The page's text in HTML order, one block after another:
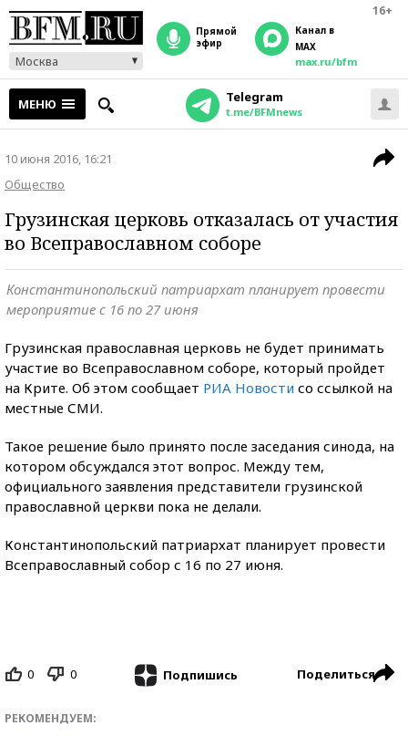
16+
Москва
прямой
эфир
Канал в
MAX
max.ru/bfm
МЕНЮ Telegram
t.me/BFMnews
10 июня 2016, 16:21
Общество
Грузинская церковь отказалась от участия
во Всеправославном соборе
Константинопольский патриархат планирует провести
мероприятие с 16 по 27 июня
Грузинская православная церковь не будет принимать
участие во Всеправославном соборе, который пройдет
на Крите. Об этом сообщает РИА Новости со ссылкой на
местные СМИ.
Такое решение было принято после заседания синода, на
котором обсуждался этот вопрос. Между тем,
официального заявления представители грузинской
православной церкви пока не делали.
Константинопольский патриархат планирует провести
Всеправославный собор с 16 по 27 июня.
0 0 Подпишись Поделиться
РЕКОМЕНДУЕМ: